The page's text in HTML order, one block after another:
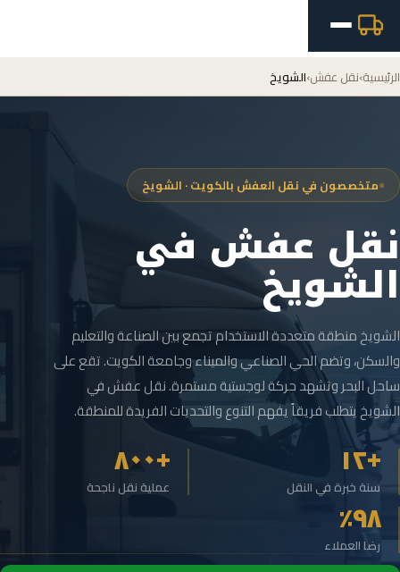
الرئيسية›نقل عفش›الشويخ
متخصصون في نقل العفش بالكويت · الشويخ
نقل عفش في
الشويخ
الشويخ منطقة متعددة الاستخدام تجمع بين الصناعة والتعليم
والسكن، وتضم الحي الصناعي والميناء وجامعة الكويت. تقع على
ساحل البحر وتشهد حركة لوجستية مستمرة. نقل عفش في
الشويخ يتطلب فريقاً يفهم التنوع والتحديات الفريدة للمنطقة.
+١٢
سنة خبرة في النقل
+٨٠٠
عملية نقل ناجحة
٩٨٪
رضا العملاء